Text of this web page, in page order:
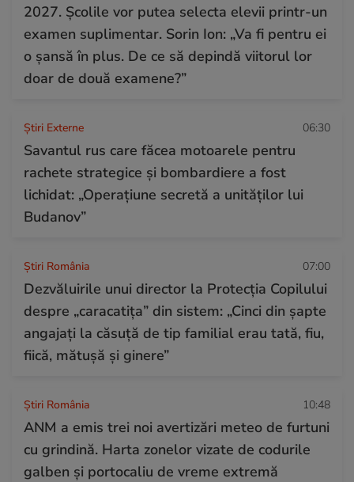
2027. Școlile vor putea selecta elevii printr-un
examen suplimentar. Sorin Ion: „Va fi pentru ei
o șansă în plus. De ce să depindă viitorul lor
doar de două examene?”
Știri Externe 06:30
Savantul rus care făcea motoarele pentru
rachete strategice și bombardiere a fost
lichidat: „Operațiune secretă a unităților lui
Budanov”
Știri România 07:00
Dezvăluirile unui director la Protecția Copilului
despre „caracatița” din sistem: „Cinci din șapte
angajați la căsuță de tip familial erau tată, fiu,
fiică, mătușă și ginere”
Știri România 10:48
ANM a emis trei noi avertizări meteo de furtuni
cu grindină. Harta zonelor vizate de codurile
galben și portocaliu de vreme extremă